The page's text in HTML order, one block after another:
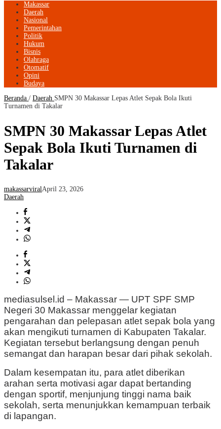
Makassar
Daerah
Nasional
Pemerintahan
Politik
Hukum
Bisnis
Olahraga
Otomatif
Opini
Budaya
Beranda / Daerah SMPN 30 Makassar Lepas Atlet Sepak Bola Ikuti
Turnamen di Takalar
SMPN 30 Makassar Lepas Atlet
Sepak Bola Ikuti Turnamen di
Takalar
makassarviralApril 23, 2026
Daerah
mediasulsel.id – Makassar — UPT SPF SMP
Negeri 30 Makassar menggelar kegiatan
pengarahan dan pelepasan atlet sepak bola yang
akan mengikuti turnamen di Kabupaten Takalar.
Kegiatan tersebut berlangsung dengan penuh
semangat dan harapan besar dari pihak sekolah.
Dalam kesempatan itu, para atlet diberikan
arahan serta motivasi agar dapat bertanding
dengan sportif, menjunjung tinggi nama baik
sekolah, serta menunjukkan kemampuan terbaik
di lapangan.